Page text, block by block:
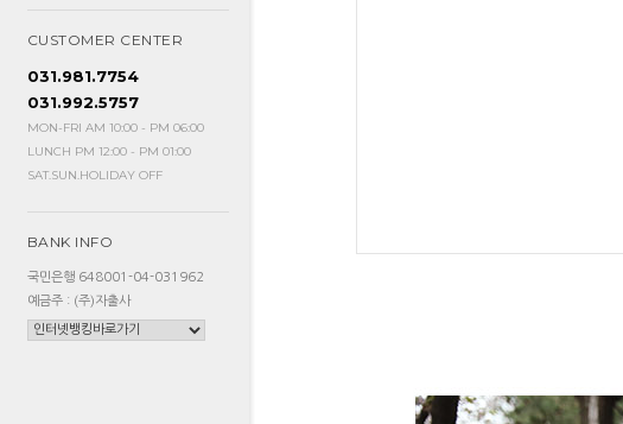
CUSTOMER CENTER
031.981.7754
031.992.5757
MON-FRI AM 10:00 - PM 06:00
LUNCH PM 12:00 - PM 01:00
SAT.SUN.HOLIDAY OFF
BANK INFO
국민은행 648001-04-031962
예금주 : (주)자출사